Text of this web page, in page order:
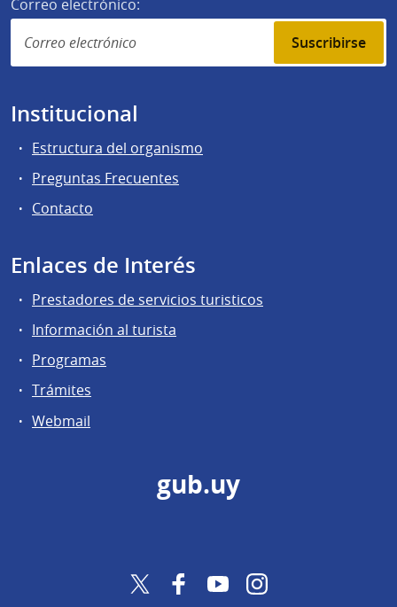
Correo electrónico:
Suscribirse
Institucional
Estructura del organismo
Preguntas Frecuentes
Contacto
Enlaces de Interés
Prestadores de servicios turisticos
Información al turista
Programas
Trámites
Webmail
gub.uy
Twitter FacebookYouTubeInstagram